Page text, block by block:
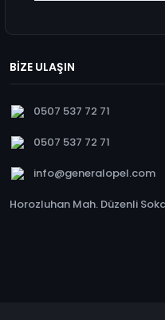
BİZE ULAŞIN
0507 537 72 71
0507 537 72 71
info@generalopel.com
Horozluhan Mah. Düzenli